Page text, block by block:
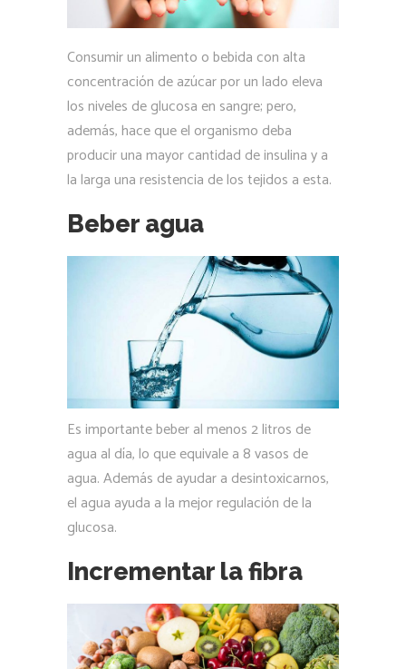
Consumir un alimento o bebida con alta
concentración de azúcar por un lado eleva
los niveles de glucosa en sangre; pero,
además, hace que el organismo deba
producir una mayor cantidad de insulina y a
la larga una resistencia de los tejidos a esta.
Beber agua
Es importante beber al menos 2 litros de
agua al día, lo que equivale a 8 vasos de
agua. Además de ayudar a desintoxicarnos,
el agua ayuda a la mejor regulación de la
glucosa.
Incrementar la fibra